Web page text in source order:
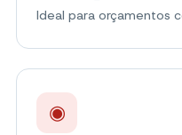
Ideal para orçamentos
◉